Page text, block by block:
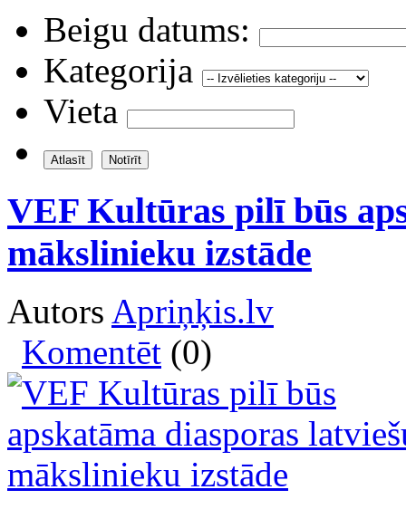
Beigu datums:
Kategorija
Vieta
VEF Kultūras pilī būs
mākslinieku izstāde
Autors Apriņķis.lv
Komentēt (0)